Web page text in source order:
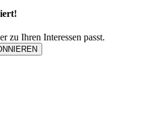
zu Ihren Interessen passt.